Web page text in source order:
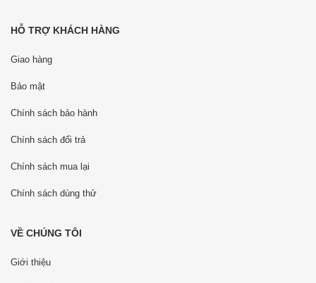
HỖ TRỢ KHÁCH HÀNG
Giao hàng
Bảo mật
Chính sách bảo hành
Chính sách đổi trả
Chính sách mua lại
Chính sách dùng thử
VỀ CHÚNG TÔI
Giới thiệu